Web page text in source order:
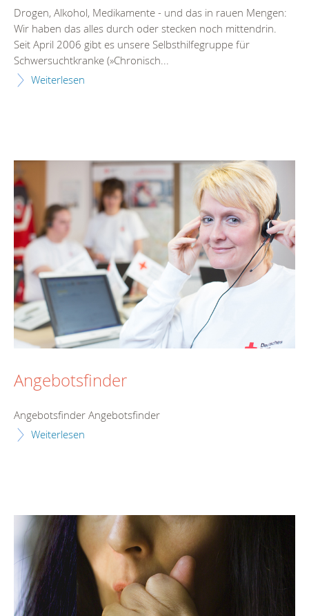
Drogen, Alkohol, Medikamente - und das in rauen Mengen:
Wir haben das alles durch oder stecken noch mittendrin.
Seit April 2006 gibt es unsere Selbsthilfegruppe für
Schwersuchtkranke (»Chronisch...
Weiterlesen
Angebotsfinder
Angebotsfinder Angebotsfinder
Weiterlesen